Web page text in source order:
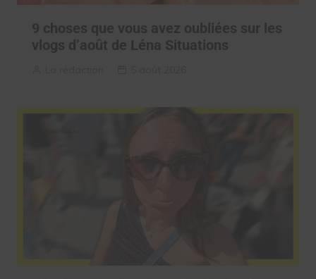
9 choses que vous avez oubliées sur les
vlogs d’août de Léna Situations